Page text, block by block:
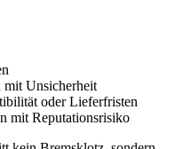
mit Unsicherheit
oder Lieferfristen
mit Reputationsrisiko